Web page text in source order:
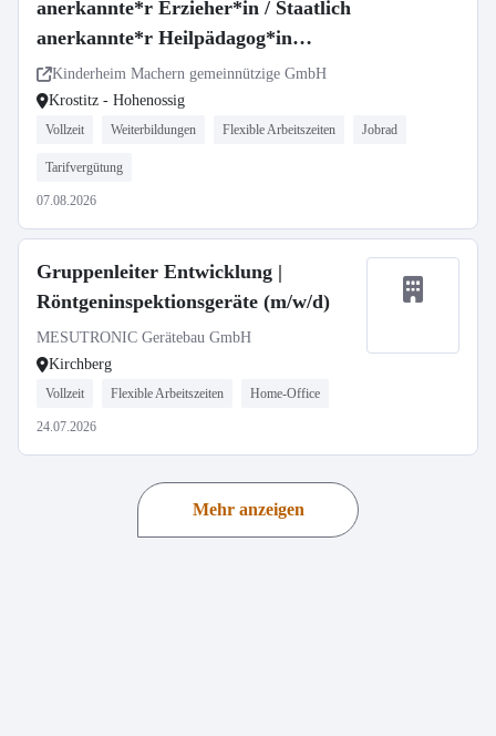
anerkannte*r Erzieher*in / Staatlich
anerkannte*r Heilpädagog*in
(m/w/d) Kinderhaus Am Wald
Kinderheim Machern gemeinnützige GmbH
Krostitz - Hohenossig
Vollzeit Weiterbildungen Flexible Arbeitszeiten Jobrad
Tarifvergütung
07.08.2026
Gruppenleiter Entwicklung |
Röntgeninspektionsgeräte (m/w/d)
MESUTRONIC Gerätebau GmbH
Kirchberg
Vollzeit Flexible Arbeitszeiten Home-Office
24.07.2026
Mehr anzeigen